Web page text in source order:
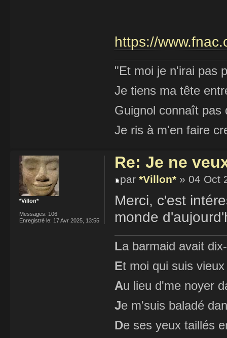
https://
"Et moi je n'irai pas
Je tiens ma tête
Guignol connaît pas
Je ris à m'en faire
Re: Je ne
par *Villon* » 04 Oct
Merci, c'est
monde
La barmaid avait
Et moi qui suis
Au lieu d'me noyer
Je m'suis baladé
De ses yeux taillés
*Villon*
Messages: 106
Enregistré le: 17 Avr 2025, 13:55